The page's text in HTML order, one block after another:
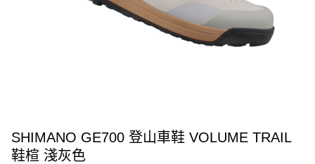
SHIMANO GE700 登山車鞋 VOLUME TRAIL
鞋楦 淺灰色